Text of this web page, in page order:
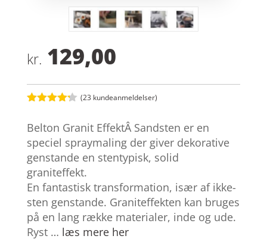
kr. 129,00
ud af 5
baseret
på
kundebedø
mmelser
(23 kundeanmeldelser)
Belton Granit EffektÂ Sandsten er en
speciel spraymaling der giver dekorative
genstande en stentypisk, solid
graniteffekt.
En fantastisk transformation, især af ikke-
sten genstande. Graniteffekten kan bruges
på en lang række materialer, inde og ude.
Ryst … læs mere her